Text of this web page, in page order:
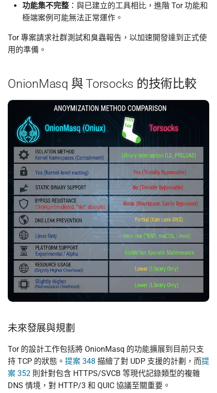
功能集不完整 ：與已建立的工具相比，進階 Tor 功能和
極端案例可能無法正常運作。
Tor 專案請求社群測試和臭蟲報告，以加速開發達到正式使
用的準備。
OnionMasq 與 Torsocks 的技術比較
未來發展與規劃
Tor 的設計工作包括將 OnionMasq 的功能擴展到目前只支
持 TCP 的狀態。 提案 348 描繪了對 UDP 支援的計劃，而提
案 352 則針對包含 HTTPS/SVCB 等現代記錄類型的複雜
DNS 情境，對 HTTP/3 和 QUIC 協議至關重要。